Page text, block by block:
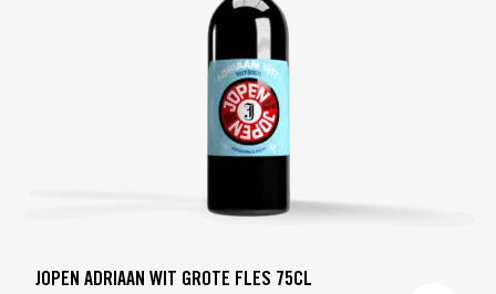
JOPEN ADRIAAN WIT GROTE FLES 75CL